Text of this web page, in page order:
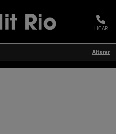
LIGAR
Alterar